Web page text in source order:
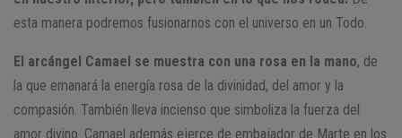
esta manera podremos fusionarnos con el universo en un Todo.
El arcángel Camael se muestra con una rosa en la mano, de
la que emanará la energía rosa de la divinidad, del amor y la
compasión. También lleva incienso que simboliza la fuerza del
amor divino. Camael además ejerce de embajador de Marte en los